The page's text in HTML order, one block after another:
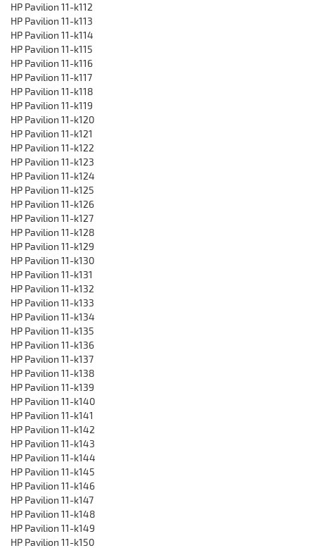
HP Pavilion 11-k112
HP Pavilion 11-k113
HP Pavilion 11-k114
HP Pavilion 11-k115
HP Pavilion 11-k116
HP Pavilion 11-k117
HP Pavilion 11-k118
HP Pavilion 11-k119
HP Pavilion 11-k120
HP Pavilion 11-k121
HP Pavilion 11-k122
HP Pavilion 11-k123
HP Pavilion 11-k124
HP Pavilion 11-k125
HP Pavilion 11-k126
HP Pavilion 11-k127
HP Pavilion 11-k128
HP Pavilion 11-k129
HP Pavilion 11-k130
HP Pavilion 11-k131
HP Pavilion 11-k132
HP Pavilion 11-k133
HP Pavilion 11-k134
HP Pavilion 11-k135
HP Pavilion 11-k136
HP Pavilion 11-k137
HP Pavilion 11-k138
HP Pavilion 11-k139
HP Pavilion 11-k140
HP Pavilion 11-k141
HP Pavilion 11-k142
HP Pavilion 11-k143
HP Pavilion 11-k144
HP Pavilion 11-k145
HP Pavilion 11-k146
HP Pavilion 11-k147
HP Pavilion 11-k148
HP Pavilion 11-k149
HP Pavilion 11-k150